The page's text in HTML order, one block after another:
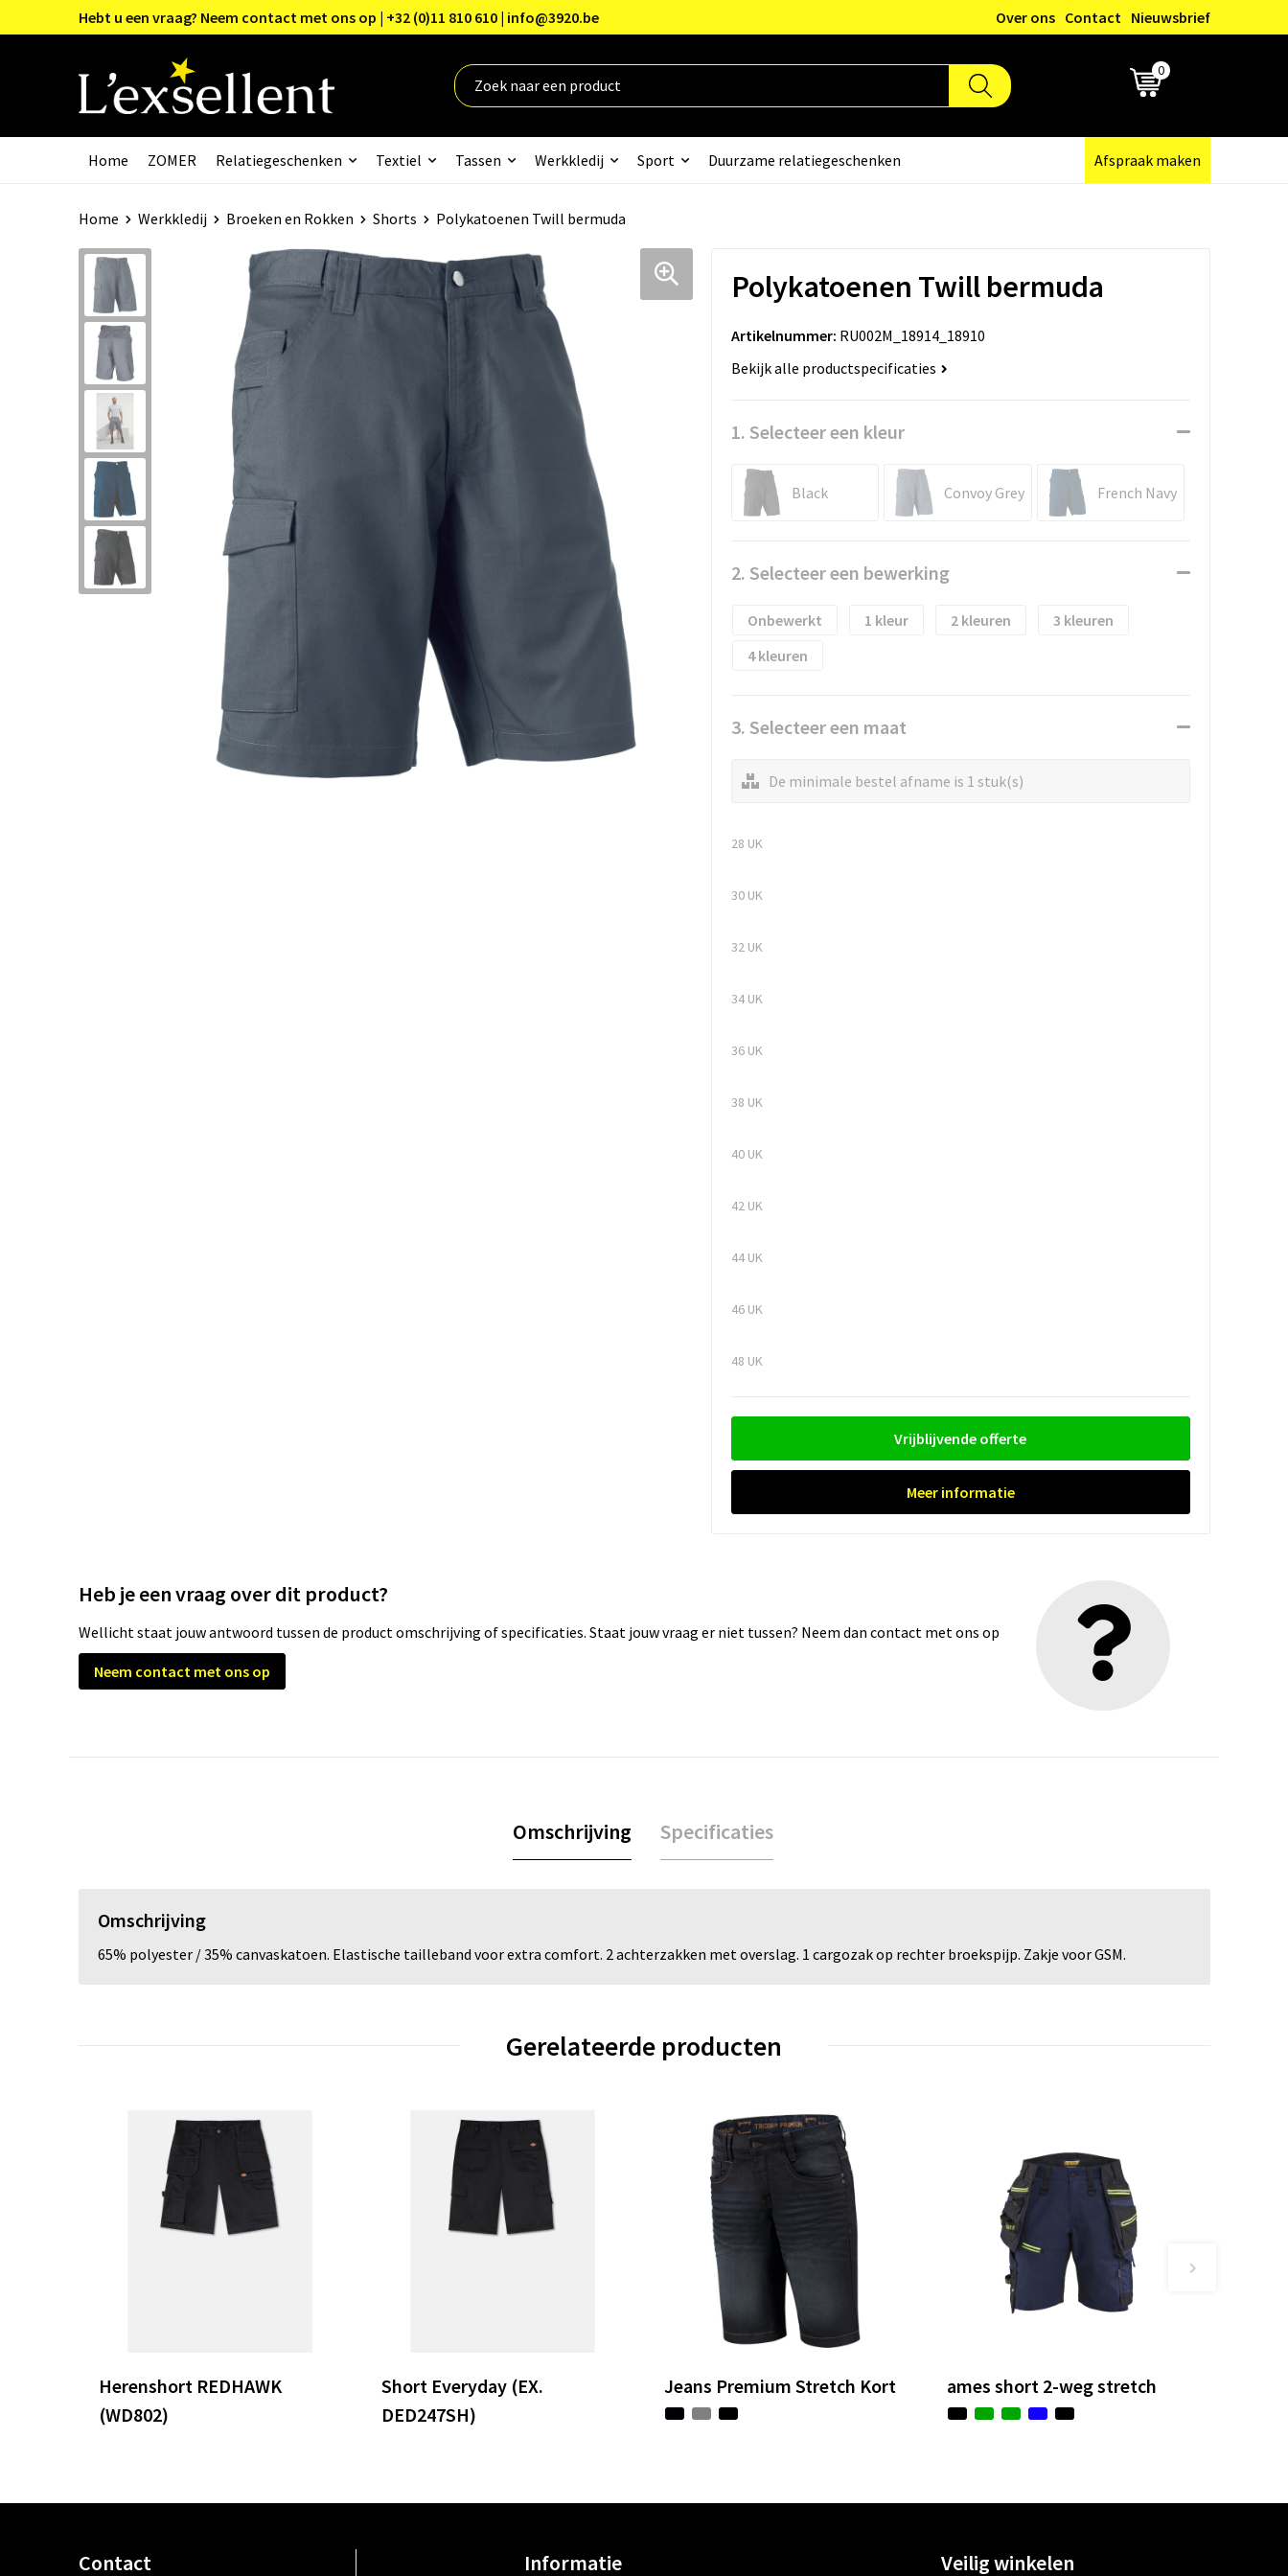
Hebt u een vraag? Neem contact met ons op | +32 (0)11 810 610 | info@3920.be Over ons Contact Nieuwsbrief
0
Home ZOMER Relatiegeschenken Textiel Tassen Werkkledij Sport Duurzame relatiegeschenken Afspraak maken
Home Werkkledij Broeken en Rokken Shorts Polykatoenen Twill bermuda
Polykatoenen Twill bermuda
Artikelnummer: RU002M_18914_18910
Bekijk alle productspecificaties
1. Selecteer een kleur
Black Convoy Grey French Navy
2. Selecteer een bewerking
Onbewerkt 1 2
3
4
3. Selecteer een maat
De minimale bestel afname is 1 stuk(s)
28 UK
30 UK
32 UK
34 UK
36 UK
38 UK
40 UK
42 UK
44 UK
46 UK
48 UK
Vrijblijvende offerte
Meer informatie
Heb je een vraag over dit product?
Wellicht staat jouw antwoord tussen de product omschrijving of specificaties. Staat jouw vraag er niet tussen? Neem dan contact met ons op
Neem contact met ons op
Omschrijving Specificaties
Omschrijving
65% polyester / 35% canvaskatoen. Elastische tailleband voor extra comfort. 2 achterzakken met overslag. 1 cargozak op rechter broekspijp. Zakje voor GSM.
Gerelateerde producten
Herenshort REDHAWK
(WD802)
Short Everyday (EX.
DED247SH)
Jeans Premium Stretch Kort ames short 2-weg stretch
Contact Informatie Veilig winkelen